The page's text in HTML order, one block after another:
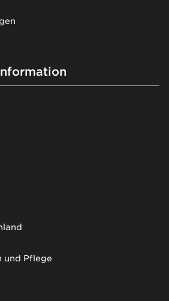
und Pflege